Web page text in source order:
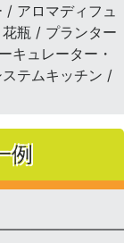
/ アロマディフュ
瓶 / プランター
キュレーター・
テムキッチン /
例